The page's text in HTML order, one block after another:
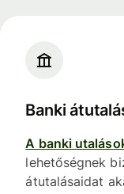
Banki
A banki
lehetőségnek
átutalásaidat